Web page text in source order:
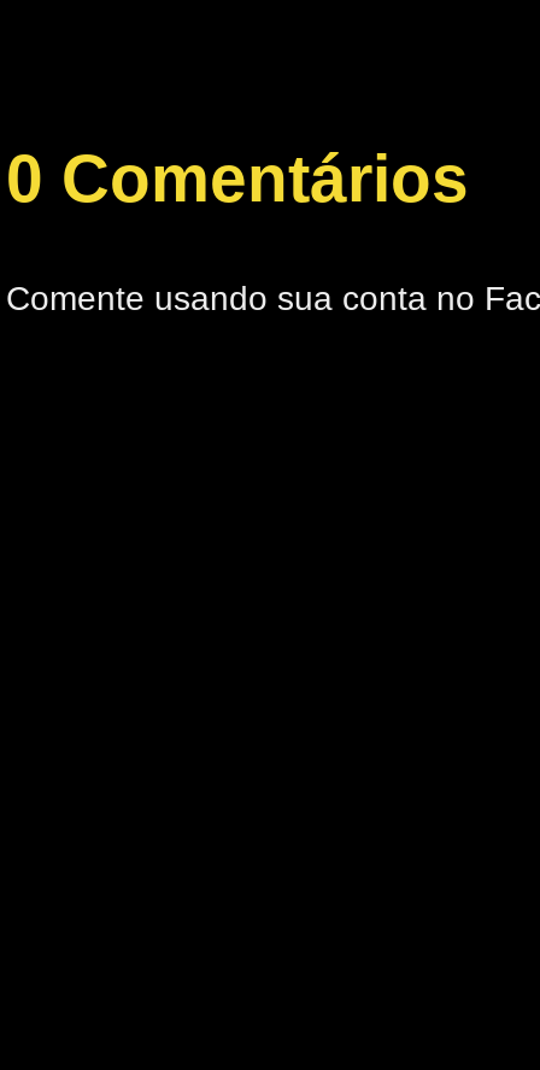
0 Comentários
Comente usando sua conta no